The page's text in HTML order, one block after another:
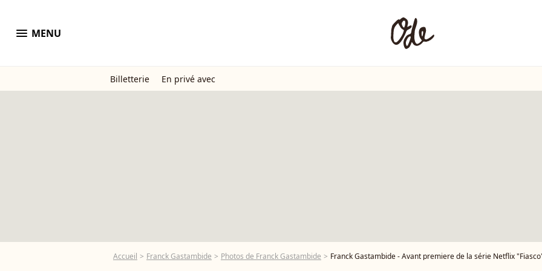
menu MENU
Billetterie En privé avec
Accueil Franck Gastambide Photos de Franck Gastambide Franck Gastambide - Avant premiere de la série Netflix "Fiasco" au cinema UGC